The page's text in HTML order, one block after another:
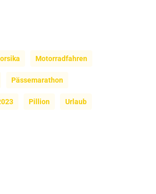
Motorradfahren
Pässemarathon
Pillion Urlaub